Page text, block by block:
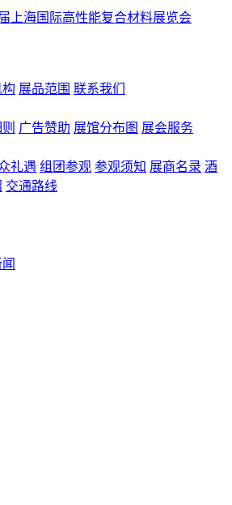
展品范围 联系我们
广告赞助 展馆分布图 展会服务
礼遇 组团参观 参观须知 展商名录 酒
交通路线